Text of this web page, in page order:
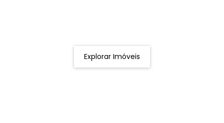
Explorar Imóveis